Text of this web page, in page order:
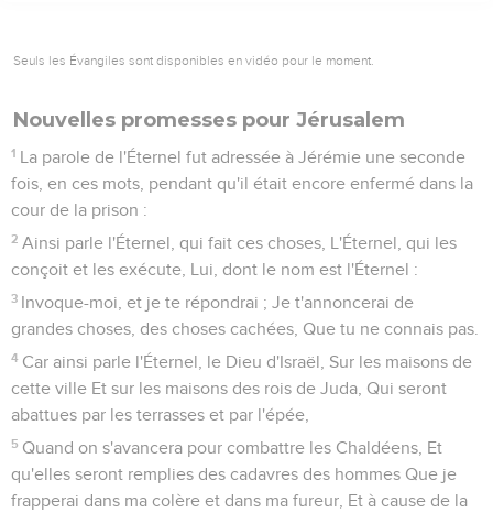
Seuls les Évangiles sont disponibles en vidéo pour le moment.
Nouvelles promesses pour Jérusalem
1 La parole de l'Éternel fut adressée à Jérémie une seconde
fois, en ces mots, pendant qu'il était encore enfermé dans la
cour de la prison :
2 Ainsi parle l'Éternel, qui fait ces choses, L'Éternel, qui les
conçoit et les exécute, Lui, dont le nom est l'Éternel :
3 Invoque-moi, et je te répondrai ; Je t'annoncerai de
grandes choses, des choses cachées, Que tu ne connais pas.
4 Car ainsi parle l'Éternel, le Dieu d'Israël, Sur les maisons de
cette ville Et sur les maisons des rois de Juda, Qui seront
abattues par les terrasses et par l'épée,
5 Quand on s'avancera pour combattre les Chaldéens, Et
qu'elles seront remplies des cadavres des hommes Que je
frapperai dans ma colère et dans ma fureur, Et à cause de la